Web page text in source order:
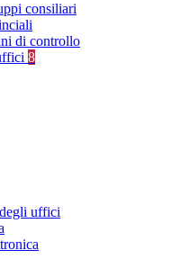
consiliari
di controllo
8
uffici